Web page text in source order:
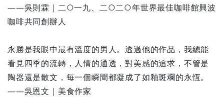
——吳則霖｜二○一九、二○二○年世界最佳咖啡館興波
咖啡共同創辦人
永勝是我眼中最有溫度的男人。透過他的作品，我總能
看見四季的流轉，人情的通透，對美感的追求，不管是
陶器還是散文，每一個瞬間都凝成了如釉斑斕的永恆。
——吳恩文｜美食作家